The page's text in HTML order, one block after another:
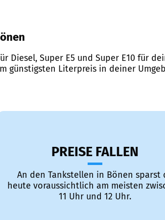
Super E5 und Super E10 für
günstigsten Literpreis in deiner
PREISE FALLEN
An den Tankstellen in Bönen sparst
heute voraussichtlich am meisten
11 Uhr und 12 Uhr.